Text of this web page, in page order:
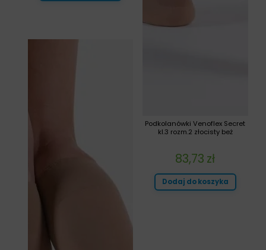
Podkolanówki Venoflex Secret
kl.3 rozm.2 złocisty beż
83,73 zł
Dodaj do koszyka